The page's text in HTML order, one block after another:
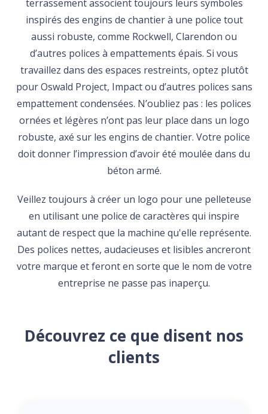
terrassement associent toujours leurs symboles
inspirés des engins de chantier à une police tout
aussi robuste, comme Rockwell, Clarendon ou
d’autres polices à empattements épais. Si vous
travaillez dans des espaces restreints, optez plutôt
pour Oswald Project, Impact ou d’autres polices sans
empattement condensées. N’oubliez pas : les polices
ornées et légères n’ont pas leur place dans un logo
robuste, axé sur les engins de chantier. Votre police
doit donner l’impression d’avoir été moulée dans du
béton armé.
Veillez toujours à créer un logo pour une pelleteuse
en utilisant une police de caractères qui inspire
autant de respect que la machine qu'elle représente.
Des polices nettes, audacieuses et lisibles ancreront
votre marque et feront en sorte que le nom de votre
entreprise ne passe pas inaperçu.
Découvrez ce que disent nos
clients